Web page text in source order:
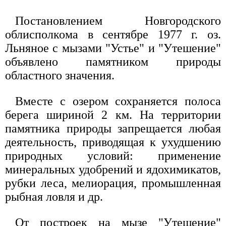
Постановлением Новгородского
облисполкома в сентябре 1977 г. оз.
Льняное с мызами "Устье" и "Утешение"
объявлено памятником природы
областного значения.
Вместе с озером сохраняется полоса
берега шириной 2 км. На территории
памятника природы запрещается любая
деятельность, приводящая к ухудшению
природных условий: применение
минеральных удобрений и ядохимикатов,
рубки леса, мелиорация, промышленная
рыбная ловля и др.
От построек на мызе "Утешение"